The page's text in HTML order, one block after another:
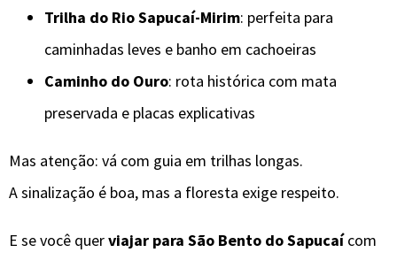
Trilha do Rio Sapucaí-Mirim: perfeita para
caminhadas leves e banho em cachoeiras
Caminho do Ouro: rota histórica com mata
preservada e placas explicativas
Mas atenção: vá com guia em trilhas longas.
A sinalização é boa, mas a floresta exige respeito.
E se você querviajar para São Bento do Sapucaícom